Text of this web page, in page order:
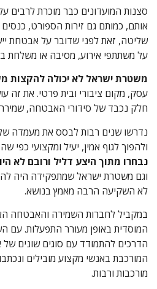
סצנות המועדונים כבר מוכרת לרבים
אותם, כמותם גם זירות הספורט,
שליטה, זאת לפני שדובר על אבטחת
על משתתפי אירוע, מסיבה או משלחת
משטרת ישראל לא יכולה להקצות
עסק, מקום ציבורי ובית פרטי. את זה
חלק נכבד של סידורי האבטחה,
נדרשו שנים רבות לבסס את מעמדה
ולהפוך לגוף אמין, יעיל ומקצועי כפי
נבחרו מתוך היצע דליל ורובם לא
וגם משטרת ישראל שמתפקידה היה
לא השקיעה הרבה מאמץ בנושא.
במקביל לחברות השמירה והאבטחה
המוסדית באופן מעורר התפעלות. עם
הדרכים להתמודד עם סוגים שונים של
המורכבת באנשי מקצוע מובילים
מורכבות ורבות.